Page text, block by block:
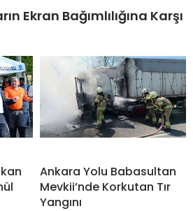
Ekran Bağımlılığına Karşı
Ankara Yolu Babasultan
Mevkii’nde Korkutan Tır
Yangını